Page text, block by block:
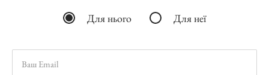
Для нього Для неї